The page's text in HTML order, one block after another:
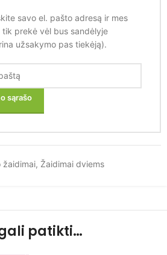
savo el. pašto adresą ir mes
tik prekė vėl bus sandėlyje
užsakymo pas tiekėją).
sąrašo
žaidimai, Žaidimai dviems
patikti…